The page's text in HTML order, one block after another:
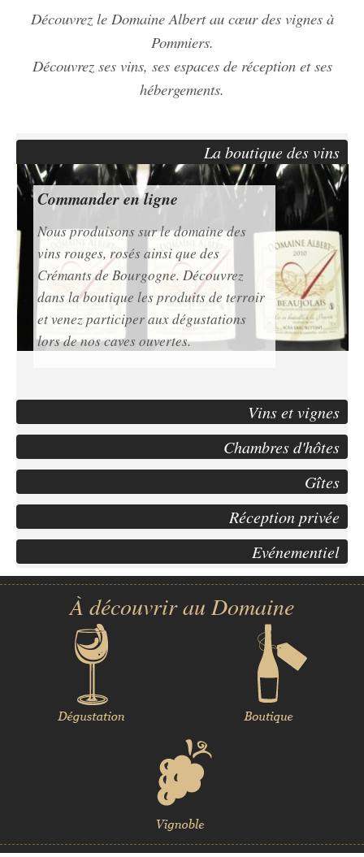
Découvrez le Domaine Albert au cœur des vignes à
Pommiers.
Découvrez ses vins, ses espaces de réception et ses
hébergements.
La boutique des vins
Commander en ligne
Nous produisons sur le domaine des
vins rouges, rosés ainsi que des
Crémants de Bourgogne. Découvrez
dans la boutique les produits de terroir
et venez participer aux dégustations
lors de nos caves ouvertes.
Vins et vignes
Chambres d'hôtes
Gîtes
Réception privée
Evénementiel
À découvrir au Domaine